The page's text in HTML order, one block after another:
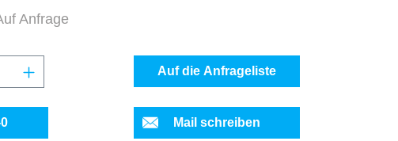
Anfrage
Gib den gewünschten Wert ein oder
Auf die Anfrageliste
Mail schreiben